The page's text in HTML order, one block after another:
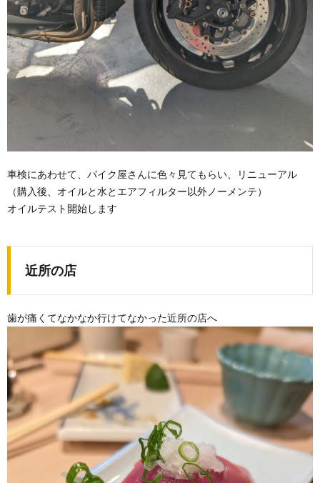
車検にあわせて、バイク屋さんに色々見てもらい、リニューアル
（購入後、オイルと水とエアフィルター以外ノーメンテ）
オイルテスト開始します
近所の店
歯が痛くてなかなか行けてなかった近所の店へ